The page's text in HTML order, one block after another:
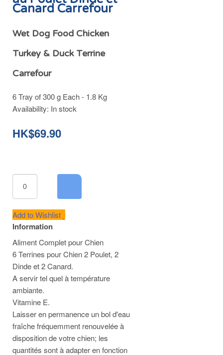
Canard Carrefour
Wet Dog Food Chicken
Turkey & Duck Terrine
Carrefour
6 Tray of 300 g Each - 1.8 Kg
Availability: In stock
HK$69.90
Add to Wishlist
Information
Aliment Complet pour Chien
6 Terrines pour Chien 2 Poulet, 2
Dinde et 2 Canard.
A servir tel quel à température
ambiante.
Vitamine E.
Laisser en permanence un bol d'eau
fraîche fréquemment renouvelée à
disposition de votre chien; les
quantités sont à adapter en fonction